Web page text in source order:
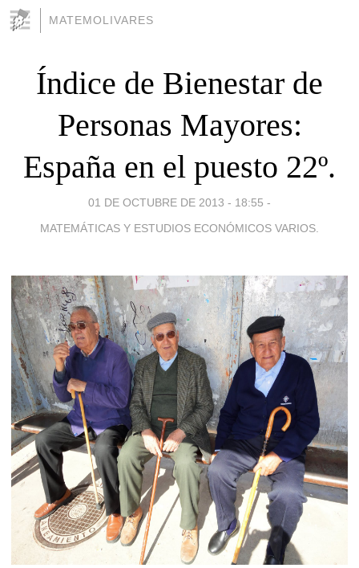
MATEMOLIVARES
Índice de Bienestar de
Personas Mayores:
España en el puesto 22º.
01 DE OCTUBRE DE 2013 - 18:55 -
MATEMÁTICAS Y ESTUDIOS ECONÓMICOS VARIOS.